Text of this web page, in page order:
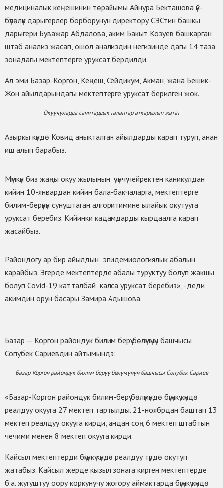
медициналык кеңешинин төрайымы Айнура Бекташова үй-
бүлөлүк дарыгерлер борборунун директору СЭСтин башкы
дарыгери Буважар Абдалова, аким Бакыт Козуев башкарган
штаб анализ жасап, ошол анализдин негизинде дагы 14 таза
зонадагы мектептерге уруксат бердилди.
Ал эми Базар-Коргон, Кеңеш, Сейдикум, Акман, жана Бешик-
Жон айылдарындагы мектептерге уруксат берилген жок.
Окуучуларда санитардык талаптар аткарылып жатат
Азыркы күндө Ковид аныкталган айылдарды карап туруп, анан
иш алып барабыз.
Мүмкүн биз жаңы окуу жылынын үчүнчү чейректен каникулдан
кийин 10-январдан кийин бала-бакчаларга, мектептерге
билим-берүүнүн сунуштаган алгоритимине ылайык окутууга
уруксат беребиз. Кийинки кадамдарды кырдаалга карап
жасайбыз.
Райондогу ар бир айылдын эпидемиологиялык абалын
карайбыз. Эгерде мектептерде абалы туруктуу болуп жакшы
болуп Covid-19 катталбай калса уруксат беребиз», -деди
акимдин орун басары Замира Адышова.
Базар — Коргон райондук билим берүү бөлүмүнүн башчысы
Сопубек Сариевдин айтымында:
Базар-Коргон райондук билим берүү бөлүмүнүн башчысы Сопубек Сариев
«Базар-Коргон райондук билим-берүү бөлүмүндө бүгүнкү күндө
реалдуу окууга 27 мектеп тартылды. 21-ноябрдан баштап 13
мектеп реалдуу окууга кирди, андан соң 6 мектеп штабтын
чечими менен 8 мектеп окууга кирди.
Кайсыл мектептерди бүгүнкү күндө реалдуу түрдө окутуп
жатабыз. Кайсыл жерде кызыл зонага кирген мектептерде
б.а. жугуштуу оору коркунучу жогору аймактарда бүгүнкү күндө